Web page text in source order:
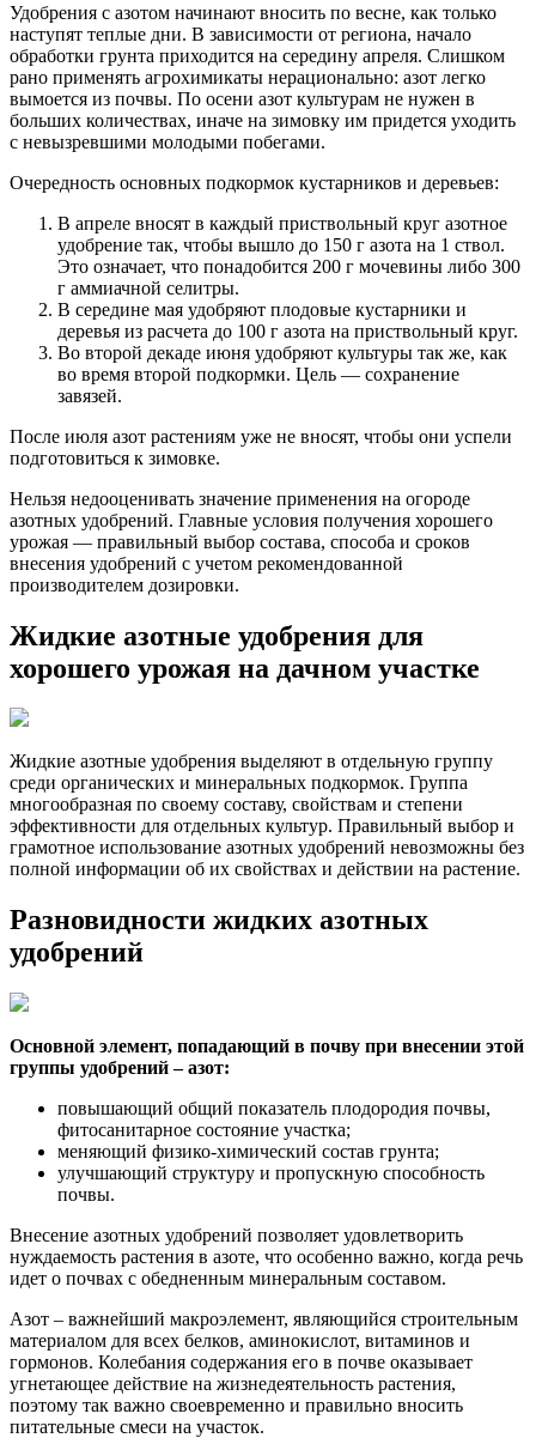
Удобрения с азотом начинают вносить по весне, как только
наступят теплые дни. В зависимости от региона, начало
обработки грунта приходится на середину апреля. Слишком
рано применять агрохимикаты нерационально: азот легко
вымоется из почвы. По осени азот культурам не нужен в
больших количествах, иначе на зимовку им придется уходить
с невызревшими молодыми побегами.
Очередность основных подкормок кустарников и деревьев:
В апреле вносят в каждый приствольный круг азотное
удобрение так, чтобы вышло до 150 г азота на 1 ствол.
Это означает, что понадобится 200 г мочевины либо 300
г аммиачной селитры.
В середине мая удобряют плодовые кустарники и
деревья из расчета до 100 г азота на приствольный круг.
Во второй декаде июня удобряют культуры так же, как
во время второй подкормки. Цель — сохранение
завязей.
После июля азот растениям уже не вносят, чтобы они успели
подготовиться к зимовке.
Нельзя недооценивать значение применения на огороде
азотных удобрений. Главные условия получения хорошего
урожая — правильный выбор состава, способа и сроков
внесения удобрений с учетом рекомендованной
производителем дозировки.
Жидкие азотные удобрения для
хорошего урожая на дачном участке
Жидкие азотные удобрения выделяют в отдельную группу
среди органических и минеральных подкормок. Группа
многообразная по своему составу, свойствам и степени
эффективности для отдельных культур. Правильный выбор и
грамотное использование азотных удобрений невозможны без
полной информации об их свойствах и действии на растение.
Разновидности жидких азотных
удобрений
Основной элемент, попадающий в почву при внесении этой
группы удобрений – азот:
повышающий общий показатель плодородия почвы,
фитосанитарное состояние участка;
меняющий физико-химический состав грунта;
улучшающий структуру и пропускную способность
почвы.
Внесение азотных удобрений позволяет удовлетворить
нуждаемость растения в азоте, что особенно важно, когда речь
идет о почвах с обедненным минеральным составом.
Азот – важнейший макроэлемент, являющийся строительным
материалом для всех белков, аминокислот, витаминов и
гормонов. Колебания содержания его в почве оказывает
угнетающее действие на жизнедеятельность растения,
поэтому так важно своевременно и правильно вносить
питательные смеси на участок.